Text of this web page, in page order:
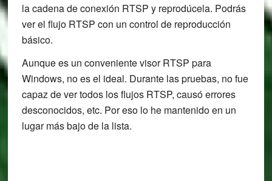
la cadena de conexión RTSP y reprodúcela. Podrás
ver el flujo RTSP con un control de reproducción
básico.
Aunque es un conveniente visor RTSP para
Windows, no es el ideal. Durante las pruebas, no fue
capaz de ver todos los flujos RTSP, causó errores
desconocidos, etc. Por eso lo he mantenido en un
lugar más bajo de la lista.